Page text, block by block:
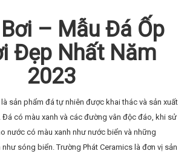
– Mẫu Đá Ốp
Đẹp Nhất Năm
2023
sản phẩm đá tự nhiên được khai thác và sản xuất
Đá có màu xanh và các đường vân độc đáo, khi sử
nước có màu xanh như nước biển và những
sóng biển. Trường Phát Ceramics là đơn vị sản